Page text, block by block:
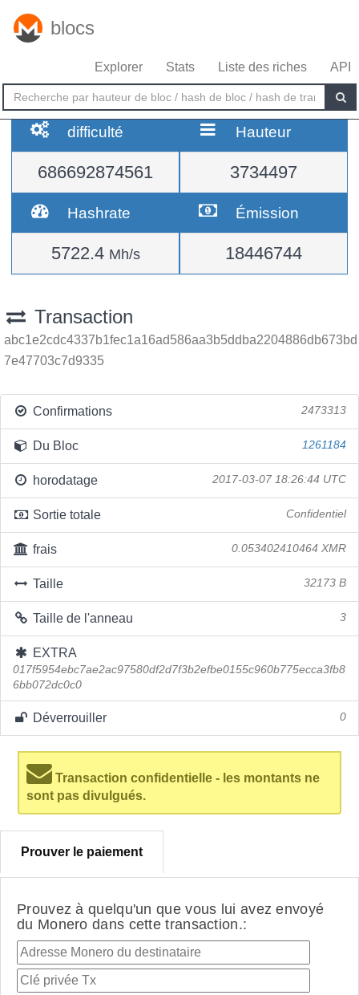
blocs
Explorer Stats Liste des riches API
difficulté
686692874561
Hauteur
3734497
Hashrate
5722.4 Mh/s
Émission
18446744
Transaction
abc1e2cdc4337b1fec1a16ad586aa3b5ddba2204886db673bd
7e47703c7d9335
Confirmations 2473313
Du Bloc 1261184
horodatage 2017-03-07 18:26:44 UTC
Sortie totale Confidentiel
frais 0.053402410464 XMR
Taille 32173 B
Taille de l'anneau 3
EXTRA
017f5954ebc7ae2ac97580df2d7f3b2efbe0155c960b775ecca3fb8
6bb072dc0c0
Déverrouiller 0
Transaction confidentielle - les montants ne
sont pas divulgués.
Prouver le paiement
Prouvez à quelqu'un que vous lui avez envoyé
du Monero dans cette transaction.: